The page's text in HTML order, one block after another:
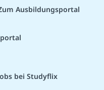
Ausbildungsportal
bei Studyflix